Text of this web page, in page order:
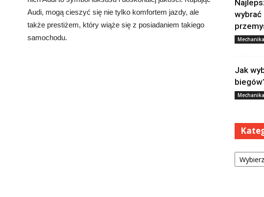
Audi, mogą cieszyć się nie tylko komfortem jazdy, ale
także prestiżem, który wiąże się z posiadaniem takiego
samochodu.
wybrać
Mechanika
Jak
Mechanika